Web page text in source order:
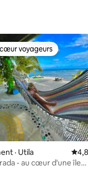
voyageurs
voyageurs
· Utila
- au cœur d'une île